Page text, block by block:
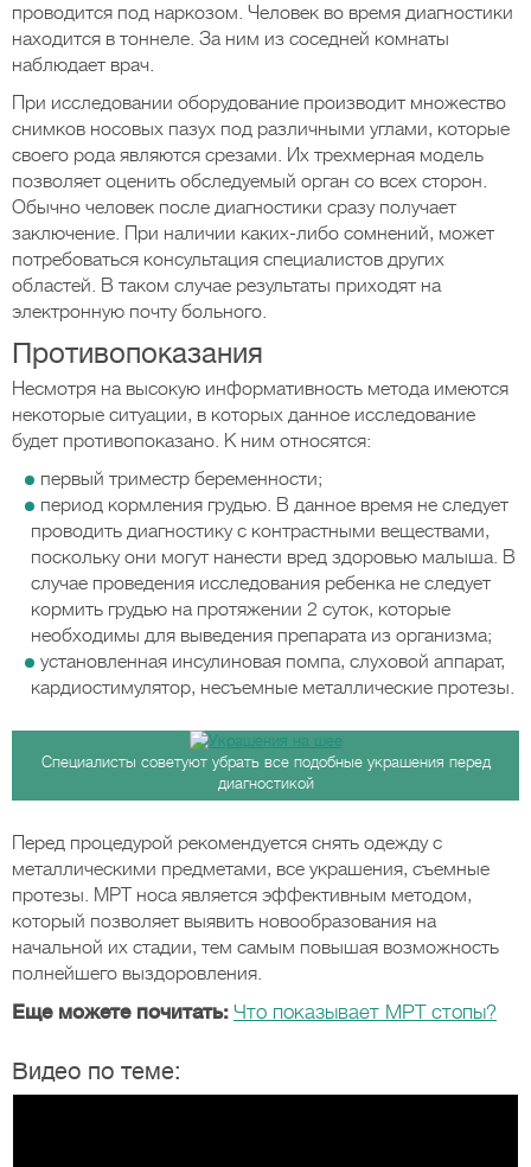
проводится под наркозом. Человек во время диагностики
находится в тоннеле. За ним из соседней комнаты
наблюдает врач.
При исследовании оборудование производит множество
снимков носовых пазух под различными углами, которые
своего рода являются срезами. Их трехмерная модель
позволяет оценить обследуемый орган со всех сторон.
Обычно человек после диагностики сразу получает
заключение. При наличии каких-либо сомнений, может
потребоваться консультация специалистов других
областей. В таком случае результаты приходят на
электронную почту больного.
Противопоказания
Несмотря на высокую информативность метода имеются
некоторые ситуации, в которых данное исследование
будет противопоказано. К ним относятся:
первый триместр беременности;
период кормления грудью. В данное время не следует
проводить диагностику с контрастными веществами,
поскольку они могут нанести вред здоровью малыша. В
случае проведения исследования ребенка не следует
кормить грудью на протяжении 2 суток, которые
необходимы для выведения препарата из организма;
установленная инсулиновая помпа, слуховой аппарат,
кардиостимулятор, несъемные металлические протезы.
Специалисты советуют убрать все подобные украшения перед
диагностикой
Перед процедурой рекомендуется снять одежду с
металлическими предметами, все украшения, съемные
протезы. МРТ носа является эффективным методом,
который позволяет выявить новообразования на
начальной их стадии, тем самым повышая возможность
полнейшего выздоровления.
Еще можете почитать: Что показывает МРТ стопы?
Видео по теме: